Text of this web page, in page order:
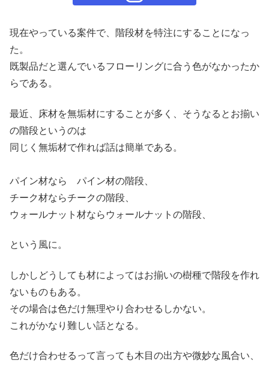
現在やっている案件で、階段材を特注にすることになっ
た。
既製品だと選んでいるフローリングに合う色がなかったか
らである。
最近、床材を無垢材にすることが多く、そうなるとお揃い
の階段というのは
同じく無垢材で作れば話は簡単である。
パイン材なら パイン材の階段、
チーク材ならチークの階段、
ウォールナット材ならウォールナットの階段、
という風に。
しかしどうしても材によってはお揃いの樹種で階段を作れ
ないものもある。
その場合は色だけ無理やり合わせるしかない。
これがかなり難しい話となる。
色だけ合わせるって言っても木目の出方や微妙な風合い、